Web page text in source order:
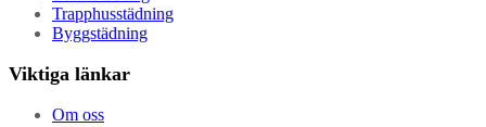
Trapphusstädning
Byggstädning
Viktiga länkar
Om oss